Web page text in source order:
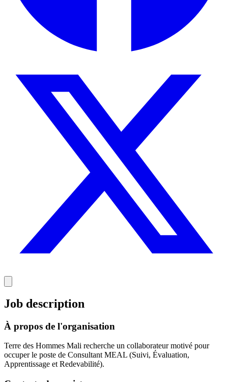
Job description
À propos de l'organisation
Terre des Hommes Mali recherche un collaborateur motivé pour
occuper le poste de Consultant MEAL (Suivi, Évaluation,
Apprentissage et Redevabilité).